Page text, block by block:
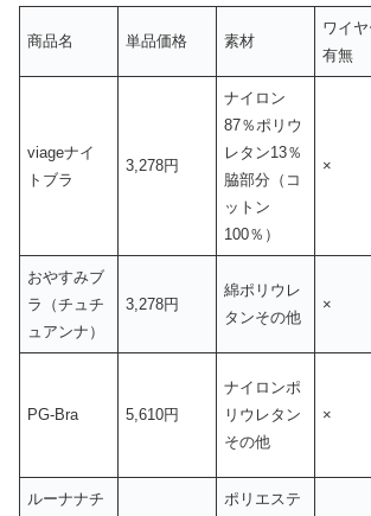
商品名 単品価格 素材
ワイ
有無
viageナイ
トブラ
3,278円
ナイロン
87％ポリウ
レタン13％
脇部分（コ
ットン
100％）
×
おやすみブ
ラ（チュチ
ュアンナ）
3,278円
綿ポリウレ
タンその他
×
PG-Bra 5,610円
ナイロンポ
リウレタン
その他
×
ルーナナチ
ポリエステ